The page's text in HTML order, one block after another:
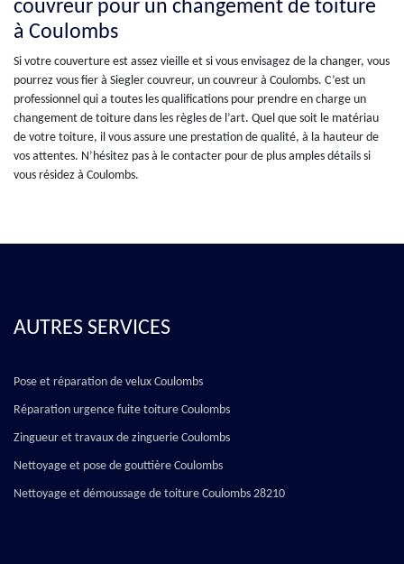
couvreur pour un changement de toiture
à Coulombs
Si votre couverture est assez vieille et si vous envisagez de la changer, vous
pourrez vous fier à Siegler couvreur, un couvreur à Coulombs. C’est un
professionnel qui a toutes les qualifications pour prendre en charge un
changement de toiture dans les règles de l’art. Quel que soit le matériau
de votre toiture, il vous assure une prestation de qualité, à la hauteur de
vos attentes. N’hésitez pas à le contacter pour de plus amples détails si
vous résidez à Coulombs.
AUTRES SERVICES
Pose et réparation de velux Coulombs
Réparation urgence fuite toiture Coulombs
Zingueur et travaux de zinguerie Coulombs
Nettoyage et pose de gouttière Coulombs
Nettoyage et démoussage de toiture Coulombs 28210